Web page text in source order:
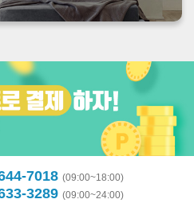
7018 (09:00~18:00)
3289 (09:00~24:00)